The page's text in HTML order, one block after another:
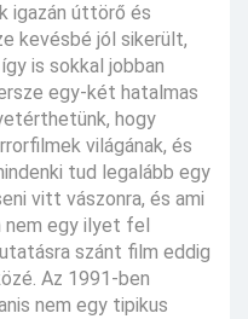
igazán úttörő és
kevésbé jól sikerült,
is sokkal jobban
egy-két hatalmas
hogy
világának, és
tud legalább egy
vitt vászonra, és ami
nem egy ilyet fel
szánt film eddig
Az 1991-ben
nem egy tipikus